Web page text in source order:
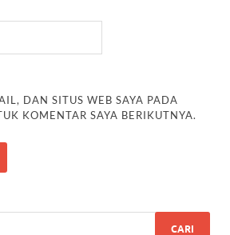
DAN SITUS WEB SAYA PADA
KOMENTAR SAYA BERIKUTNYA.